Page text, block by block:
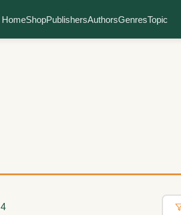
HomeShopPublishersAuthorsGenresTopic
4